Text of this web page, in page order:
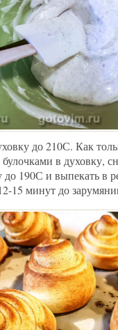
до 210С. Как
в духовку,
до 190С и выпекать в
15 минут до